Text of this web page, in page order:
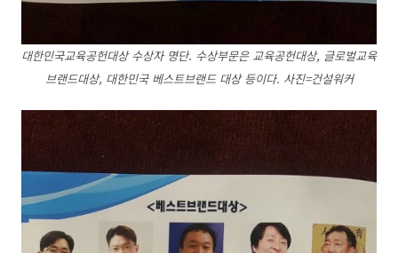
대한민국교육공헌대상 수상자 명단. 수상부문은 교육공헌대상, 글로벌교육
브랜드대상, 대한민국 베스트브랜드 대상 등이다. 사진=건설워커